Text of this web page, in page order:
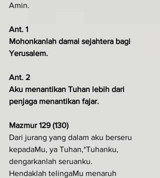
Amin.
Ant. 1
Mohonkanlah damai sejahtera bagi
Yerusalem.
Ant. 2
Aku menantikan Tuhan lebih dari
penjaga menantikan fajar.
Mazmur 129 (130)
Dari jurang yang dalam aku berseru
kepadaMu, ya Tuhan,*Tuhanku,
dengarkanlah seruanku.
Hendaklah telingaMu menaruh